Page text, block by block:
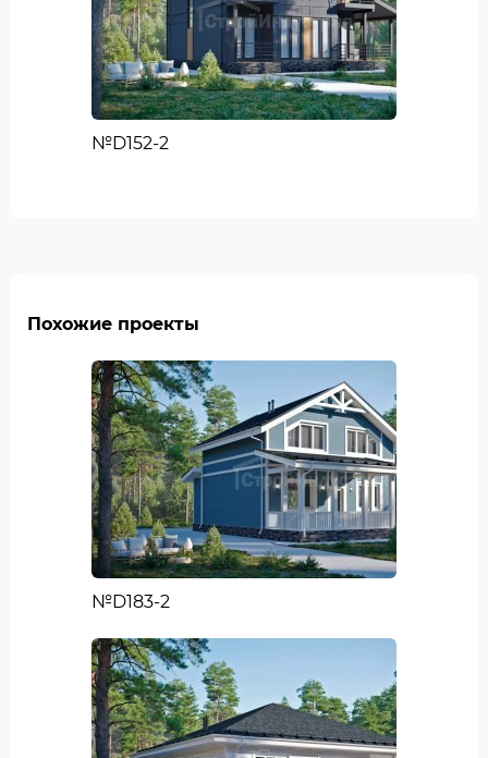
№D152-2
Похожие проекты
№D183-2